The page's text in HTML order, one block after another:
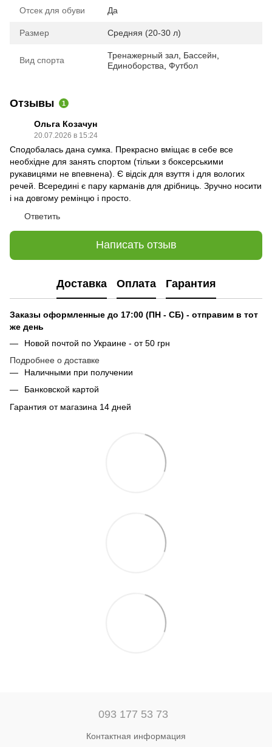
Отсек для обуви Да
Размер Средняя (20-30 л)
Вид спорта Тренажерный зал Бассейн
Единоборства Футбол
Отзывы 1
Ольга Козачун
20.07.2026 в 15:24
Сподобалась дана сумка. Прекрасно вміщає в себе все
необхідне для занять спортом (тільки з боксерськими
рукавицями не впевнена). Є відсік для взуття і для вологих
речей. Всередині є пару карманів для дрібниць. Зручно носити
і на довгому ремінцю і просто.
Ответить
Написать отзыв
Доставка Оплата Гарантия
Заказы оформленные до 17:00 (ПН - СБ) - отправим в тот
же день
Новой почтой по Украине - от 50 грн
Подробнее о доставке
Наличными при получении
Банковской картой
Гарантия от магазина 14 дней
093 177 53 73
Контактная информация